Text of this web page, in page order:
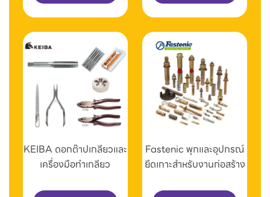
KEIBA ดอกต๊าปเกลียวและ
เครื่องมือทำเกลียว
Fastenic พุกและอุปกรณ์
ยึดเกาะสำหรับงานก่อสร้าง